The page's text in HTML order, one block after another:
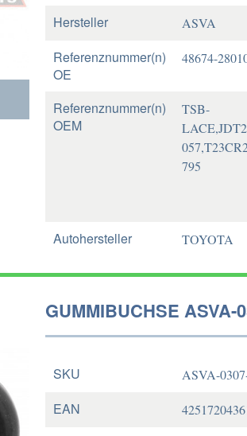
Hersteller ASVA
Referenznummer(n)
OE
48674-
Referenznummer(n)
OEM
TSB-
795
Autohersteller TOYOTA
GUMMIBUCHSE ASVA-
SKU ASVA-
EAN